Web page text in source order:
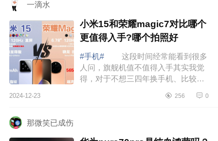
一滴水
小米15和荣耀magic7对比哪个
更值得入手?哪个拍照好
#手机#
这段时间经常能看到很多
人问，旗舰机值不值得入手其实我觉
得，对于不想三四年换手机、比较看
好的，下面小编为大家介绍下小米15
2024-12-23 256 0
那微笑已成伤